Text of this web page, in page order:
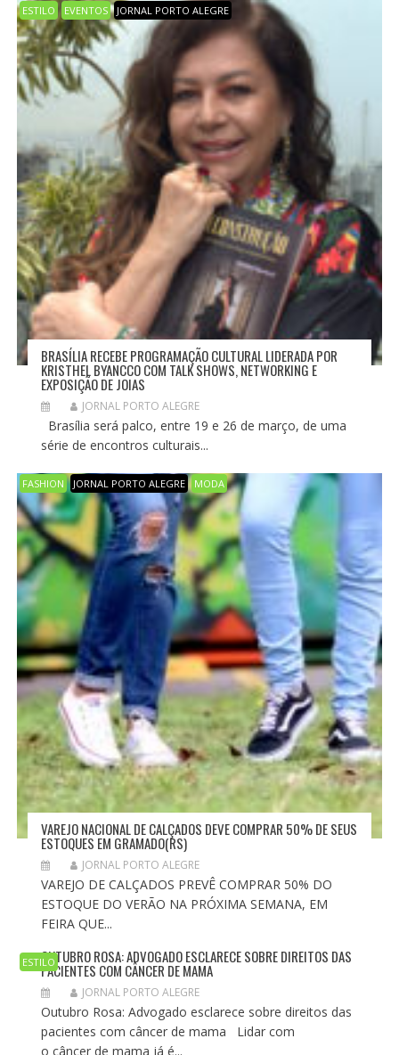
O
D
E
P
O
S
T
ESTILO EVENTOS JORNAL PORTO ALEGRE
BRASÍLIA RECEBE PROGRAMAÇÃO CULTURAL LIDERADA POR
KRISTHEL BYANCCO COM TALK SHOWS, NETWORKING E
EXPOSIÇÃO DE JOIAS
JORNAL PORTO ALEGRE
Brasília será palco, entre 19 e 26 de março, de uma
série de encontros culturais...
FASHION JORNAL PORTO ALEGRE MODA
VAREJO NACIONAL DE CALÇADOS DEVE COMPRAR 50% DE SEUS
ESTOQUES EM GRAMADO(RS)
JORNAL PORTO ALEGRE
VAREJO DE CALÇADOS PREVÊ COMPRAR 50% DO
ESTOQUE DO VERÃO NA PRÓXIMA SEMANA, EM
FEIRA QUE...
ESTILOOUTUBRO ROSA: ADVOGADO ESCLARECE SOBRE DIREITOS DAS
PACIENTES COM CÂNCER DE MAMA
JORNAL PORTO ALEGRE
Outubro Rosa: Advogado esclarece sobre direitos das
pacientes com câncer de mama Lidar com
o câncer de mama já é...